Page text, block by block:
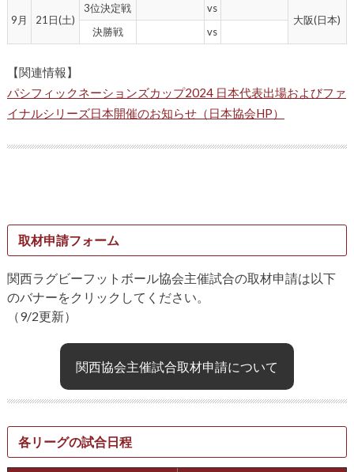
9月 21日(土)
3位決定戦
vs
大阪(日本)
決勝戦
vs
【関連情報】
パシフィックネーションズカップ2024 日本代表出場およびファ
イナルシリーズ日本開催のお知らせ（日本協会HP）
取材申請フォーム
関西ラグビーフットボール協会主催試合の取材申請は以下
のバナーをクリックしてください。
（9/2更新）
関西協会主催試合取材申請について
各リーグの試合日程